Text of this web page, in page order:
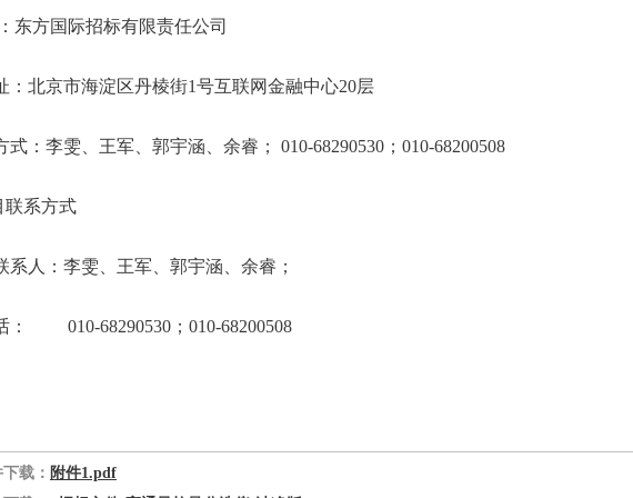
：东方国际招标有限责任公司
：北京市海淀区丹棱街1号互联网金融中心20层
式：李雯、王军、郭宇涵、余睿； 010-68290530；010-
联系方式
系人：李雯、王军、郭宇涵、余睿；
010-68290530；010-68200508
载： 附件1.pdf